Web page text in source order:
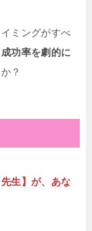
ミングがすべ
功率を劇的に
？
生】が、あな